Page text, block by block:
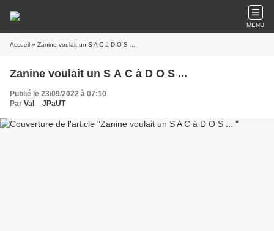
MENU
Accueil » Zanine voulait un S A C à D O S ...
Zanine voulait un S A C à D O S ...
Publié le 23/09/2022 à 07:10
Par Val _ JPaUT